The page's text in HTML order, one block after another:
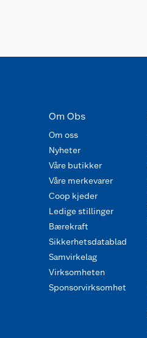
Om Obs
Om oss
Nyheter
Våre butikker
Våre merkevarer
Coop kjeder
Ledige stillinger
Bærekraft
Sikkerhetsdatablad
Samvirkelag
Virksomheten
Sponsorvirksomhet